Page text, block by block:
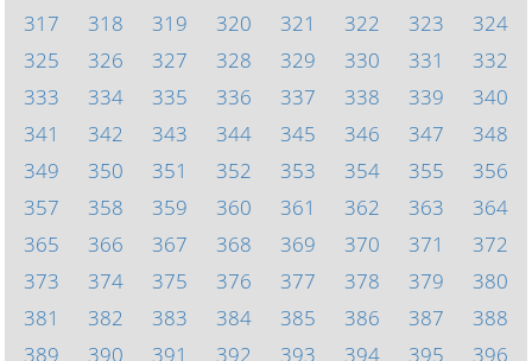
317
318 319 320 321 322 323
324
325
326 327 328 329 330 331
332
333
334 335 336 337 338 339
340
341
342 343 344 345 346 347
348
349
350 351 352 353 354 355
356
357
358 359 360 361 362 363
364
365
366 367 368 369 370 371
372
373
374 375 376 377 378 379
380
381
382 383 384 385 386 387
388
389
390 391 392 393 394 395 396